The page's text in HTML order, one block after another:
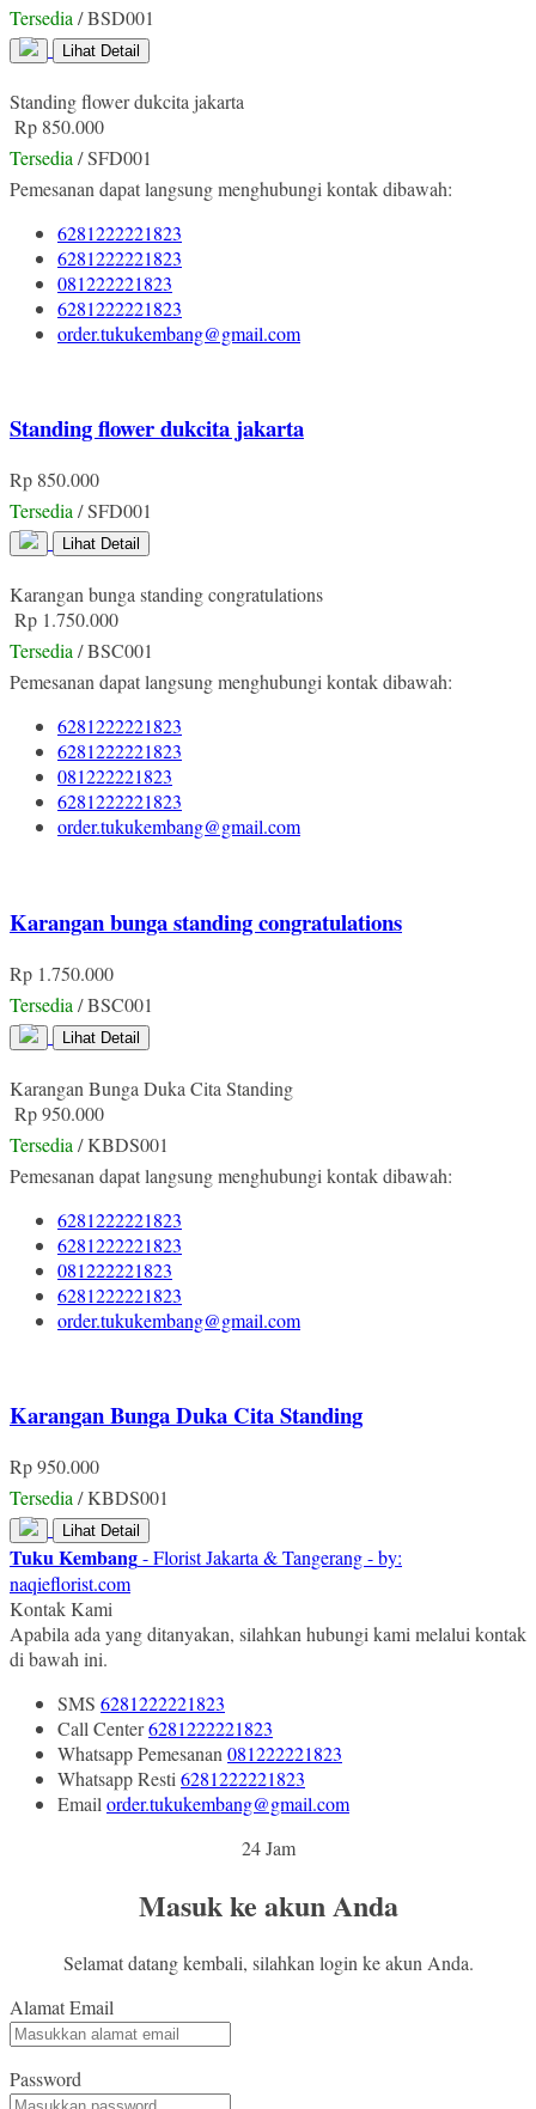
Tersedia / BSD001
Lihat Detail
Standing flower dukcita jakarta
Rp 850.000
Tersedia / SFD001
Pemesanan dapat langsung menghubungi kontak dibawah:
6281222221823
6281222221823
081222221823
6281222221823
order.tukukembang@gmail.com
Standing flower dukcita jakarta
Rp 850.000
Tersedia / SFD001
Lihat Detail
Karangan bunga standing congratulations
Rp 1.750.000
Tersedia / BSC001
Pemesanan dapat langsung menghubungi kontak dibawah:
6281222221823
6281222221823
081222221823
6281222221823
order.tukukembang@gmail.com
Karangan bunga standing congratulations
Rp 1.750.000
Tersedia / BSC001
Lihat Detail
Karangan Bunga Duka Cita Standing
Rp 950.000
Tersedia / KBDS001
Pemesanan dapat langsung menghubungi kontak dibawah:
6281222221823
6281222221823
081222221823
6281222221823
order.tukukembang@gmail.com
Karangan Bunga Duka Cita Standing
Rp 950.000
Tersedia / KBDS001
Lihat Detail
Tuku Kembang- Florist Jakarta & Tangerang - by:
naqieflorist.com
Kontak Kami
Apabila ada yang ditanyakan, silahkan hubungi kami melalui kontak
di bawah ini.
SMS 6281222221823
Call Center6281222221823
WhatsappPemesanan 081222221823
WhatsappResti 6281222221823
Email order.tukukembang@gmail.com
24 Jam
Masuk ke akun Anda
Selamat datang kembali, silahkan login ke akun Anda.
Alamat Email
Password